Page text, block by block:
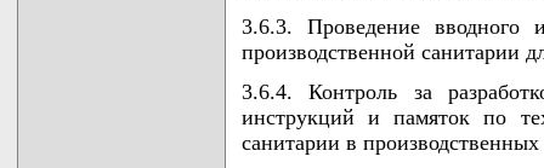
3.6.3. Проведение вводного
производственной санитарии
3.6.4. Контроль за
инструкций и памяток по
санитарии в